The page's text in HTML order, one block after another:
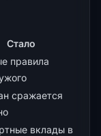
Стало
правила
сражается
вклады в